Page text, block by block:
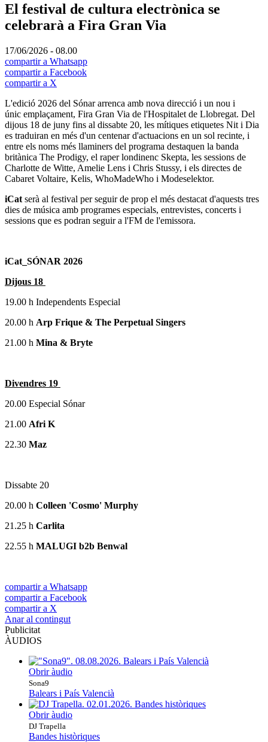
El festival de cultura electrònica se
celebrarà a Fira Gran Via
17/06/2026 - 08.00
compartir a Whatsapp
compartir a Facebook
compartir a X
L'edició 2026 del Sónar arrenca amb nova direcció i un nou i
únic emplaçament, Fira Gran Via de l'Hospitalet de Llobregat. Del
dijous 18 de juny fins al dissabte 20, les mítiques etiquetes Nit i Dia
es traduiran en més d'un centenar d'actuacions en un sol recinte, i
entre els noms més llaminers del programa destaquen la banda
britànica The Prodigy, el raper londinenc Skepta, les sessions de
Charlotte de Witte, Amelie Lens i Chris Stussy, i els directes de
Cabaret Voltaire, Kelis, WhoMadeWho i Modeselektor.
iCat serà al festival per seguir de prop el més destacat d'aquests tres
dies de música amb programes especials, entrevistes, concerts i
sessions que es podran seguir a l'FM de l'emissora.
iCat_SÓNAR 2026
Dijous 18
19.00 h Independents Especial
20.00 h Arp Frique & The Perpetual Singers
21.00 h Mina & Bryte
Divendres 19
20.00 Especial Sónar
21.00 Afri K
22.30 Maz
Dissabte 20
20.00 h Colleen 'Cosmo' Murphy
21.25 h Carlita
22.55 h MALUGI b2b Benwal
compartir a Whatsapp
compartir a Facebook
compartir a X
Anar al contingut
Publicitat
ÀUDIOS
Obrir àudio
Sona9
Balears i País Valencià
Obrir àudio
DJ Trapella
Bandes històriques